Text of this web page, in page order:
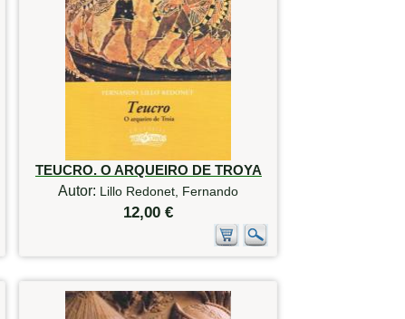
TEUCRO. O ARQUEIRO DE TROYA
Autor: Lillo Redonet, Fernando
12,00 €